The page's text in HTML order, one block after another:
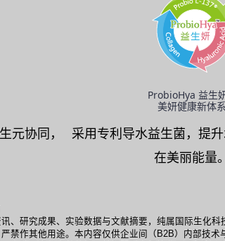
元协同，
ProbioHya 益生
美妍健康新体系
采用专利导水益生菌，提
在美丽能量。
、研究成果、实验数据与文献摘要，纯属国际生化
禁作其他用途。本内容仅供企业间（B2B）内部技